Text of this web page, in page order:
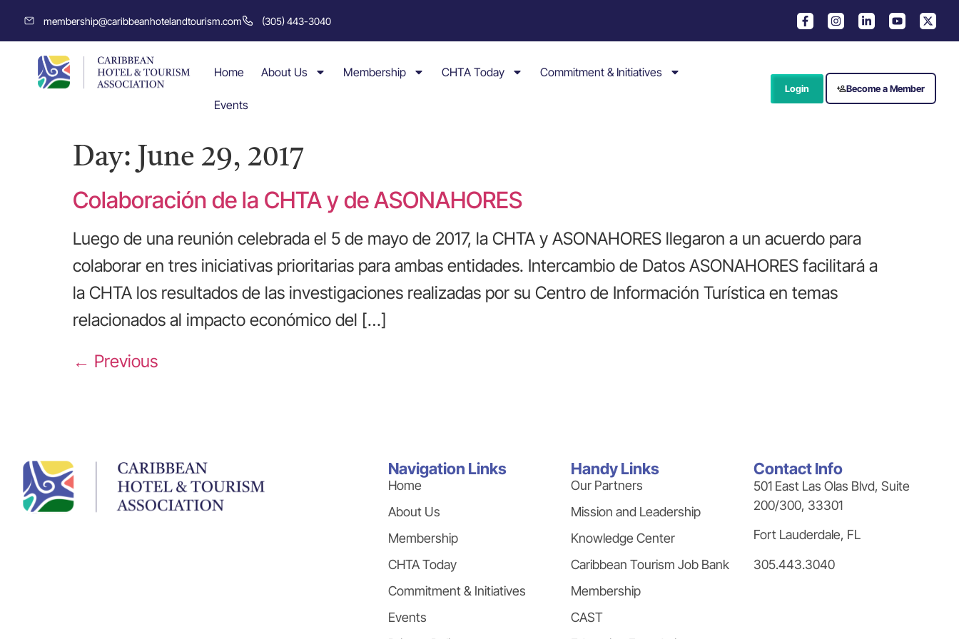
membership@caribbeanhotelandtourism.com (305) 443-3040
Home About Us Membership CHTA Today Commitment & Initiatives
Events
Login Become a Member
Day: June 29, 2017
Colaboración de la CHTA y de ASONAHORES
Luego de una reunión celebrada el 5 de mayo de 2017, la CHTA y ASONAHORES llegaron a un acuerdo para
colaborar en tres iniciativas prioritarias para ambas entidades. Intercambio de Datos ASONAHORES facilitará a
la CHTA los resultados de las investigaciones realizadas por su Centro de Información Turística en temas
relacionados al impacto económico del […]
← Previous
Navigation Links
Home
About Us
Membership
CHTA Today
Commitment & Initiatives
Events
Handy Links
Our Partners
Mission and Leadership
Knowledge Center
Caribbean Tourism Job Bank
Membership
CAST
Contact Info
501 East Las Olas Blvd, Suite
200/300, 33301
Fort Lauderdale, FL
305.443.3040